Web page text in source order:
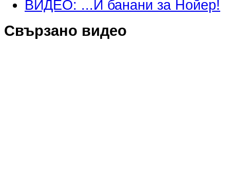
ВИДЕО: ...И банани за Нойер!
Свързано видео